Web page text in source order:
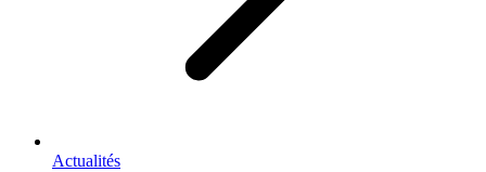
Actualités